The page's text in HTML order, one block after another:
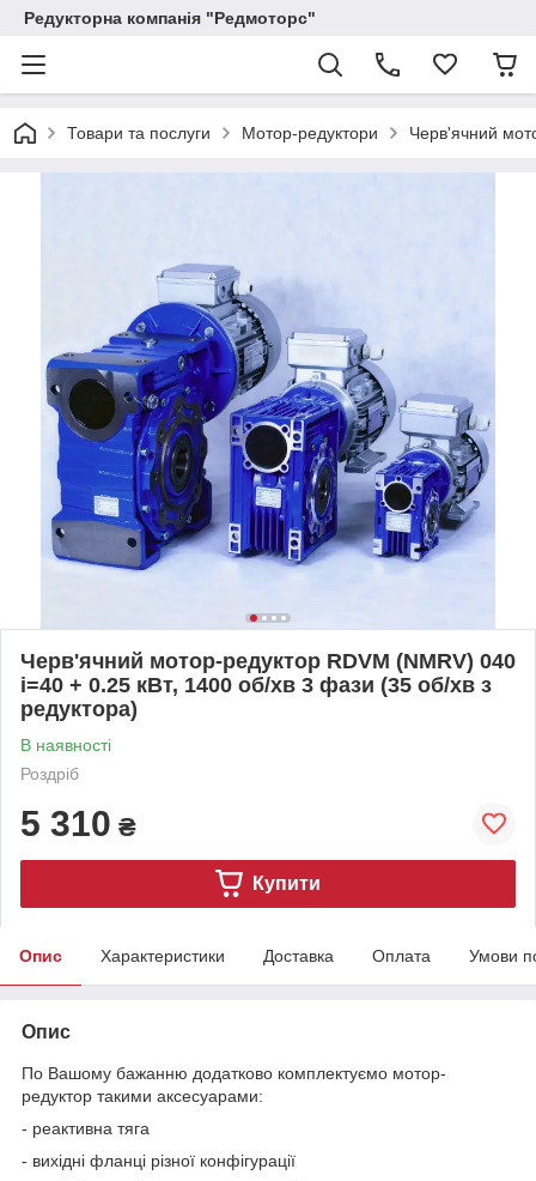
Редукторна компанія "Редмоторс"
Товари та послуги Мотор-редуктори Черв'ячний
Черв'ячний мотор-редуктор RDVM (NMRV) 040
і=40 + 0.25 кВт, 1400 об/хв 3 фази (35 об/хв з
редуктора)
В наявності
Роздріб
5 310 ₴
Купити
Опис Характеристики Доставка Оплата Умови
Опис
По Вашому бажанню додатково комплектуємо мотор-
редуктор такими аксесуарами:
- реактивна тяга
- вихідні фланці різної конфігурації